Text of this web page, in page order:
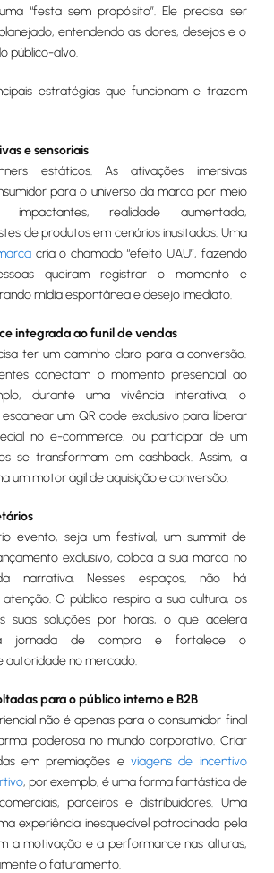
“festa sem propósito”. Ele precisa ser
entendendo as dores, desejos e o
público-alvo.
estratégias que funcionam e trazem
e sensoriais
estáticos. As ativações imersivas
para o universo da marca por meio
impactantes, realidade aumentada,
de produtos em cenários inusitados. Uma
cria o chamado “efeito UAU”, fazendo
queiram registrar o momento e
mídia espontânea e desejo imediato.
integrada ao funil de vendas
ter um caminho claro para a conversão.
conectam o momento presencial ao
durante uma vivência interativa, o
um QR code exclusivo para liberar
no e-commerce, ou participar de um
se transformam em cashback. Assim, a
um motor ágil de aquisição e conversão.
evento, seja um festival, um summit de
exclusivo, coloca a sua marca no
narrativa. Nesses espaços, não há
O público respira a sua cultura, os
suas soluções por horas, o que acelera
a jornada de compra e fortalece o
autoridade no mercado.
para o público interno e B2B
não é apenas para o consumidor final
poderosa no mundo corporativo. Criar
em premiações e viagens de incentivo
, por exemplo, é uma forma fantástica de
parceiros e distribuidores. Uma
experiência inesquecível patrocinada pela
a motivação e a performance nas alturas,
o faturamento.